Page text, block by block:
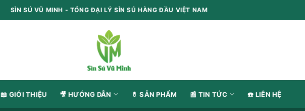
SÌN SÚ VŨ MINH - TỔNG ĐẠI LÝ SÌN SÚ HÀNG ĐẦU VIỆT NAM
📖 GIỚI THIỆU 🎥 HƯỚNG DẪN 💊 SẢN PHẨM 📰 TIN TỨC ☎️ LIÊN HỆ